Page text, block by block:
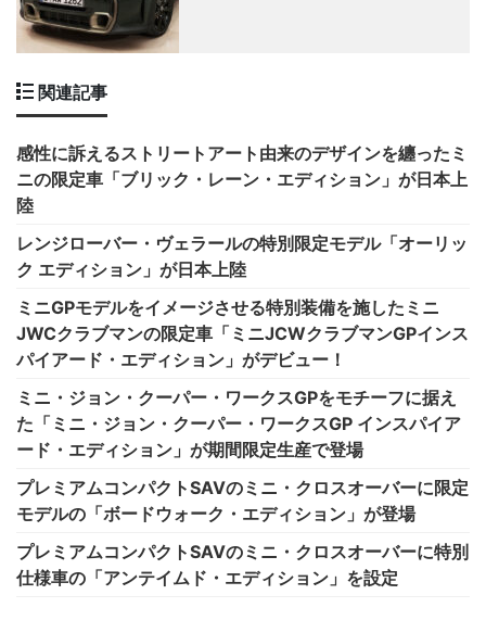
関連記事
感性に訴えるストリートアート由来のデザインを纏ったミ
ニの限定車「ブリック・レーン・エディション」が日本上
陸
レンジローバー・ヴェラールの特別限定モデル「オーリッ
ク エディション」が日本上陸
ミニGPモデルをイメージさせる特別装備を施したミニ
JWCクラブマンの限定車「ミニJCWクラブマンGPインス
パイアード・エディション」がデビュー！
ミニ・ジョン・クーパー・ワークスGPをモチーフに据え
た「ミニ・ジョン・クーパー・ワークスGP インスパイア
ード・エディション」が期間限定生産で登場
プレミアムコンパクトSAVのミニ・クロスオーバーに限定
モデルの「ボードウォーク・エディション」が登場
プレミアムコンパクトSAVのミニ・クロスオーバーに特別
仕様車の「アンテイムド・エディション」を設定